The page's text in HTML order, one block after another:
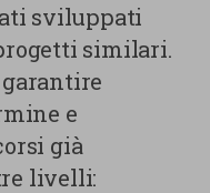
sviluppati
similari.
garantire
e
già
livelli: